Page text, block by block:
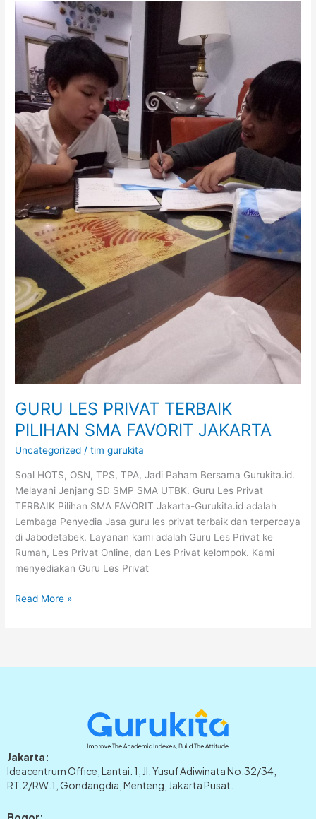
GURU LES PRIVAT TERBAIK
PILIHAN SMA FAVORIT JAKARTA
Uncategorized /tim gurukita
Soal HOTS, OSN, TPS, TPA, Jadi Paham Bersama Gurukita.id.
Melayani Jenjang SD SMP SMA UTBK. Guru Les Privat
TERBAIK Pilihan SMA FAVORIT Jakarta-Gurukita.id adalah
Lembaga Penyedia Jasa guru les privat terbaik dan terpercaya
di Jabodetabek. Layanan kami adalah Guru Les Privat ke
Rumah, Les Privat Online, dan Les Privat kelompok. Kami
menyediakan Guru Les Privat
GURU
LES
PRIVAT
TERBAIK
PILIHAN
SMA
FAVORIT
JAKARTA
Read More »
Jakarta:
Ideacentrum Office, Lantai. 1, Jl. Yusuf Adiwinata No.32/34,
RT.2/RW.1, Gondangdia, Menteng, Jakarta Pusat.